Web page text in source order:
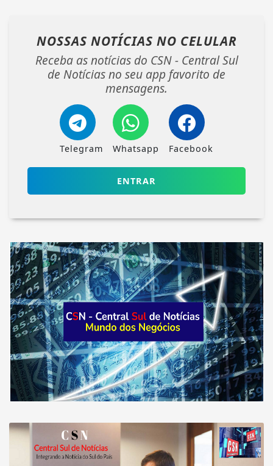
NOSSAS NOTÍCIAS NO CELULAR
Receba as notícias do CSN - Central Sul
de Notícias no seu app favorito de
mensagens.
Telegram Whatsapp Facebook
ENTRAR